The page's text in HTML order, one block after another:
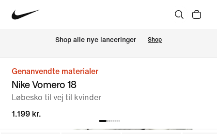
Shop alle nye lanceringer Shop
Genanvendte materialer
Nike Vomero 18
Løbesko til vej til kvinder
1.199 kr.